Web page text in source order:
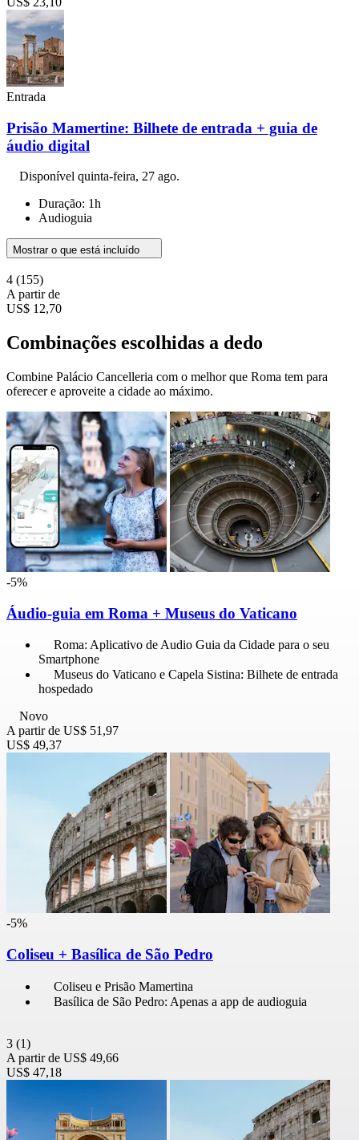
Entrada
Prisão Mamertine: Bilhete de entrada + guia de
áudio digital
Disponível quinta-feira, 27 ago.
Duração: 1h
Audioguia
Mostrar o que está incluído
4 (155)
A partir de
US$ 12,70
Combinações escolhidas a dedo
Combine Palácio Cancelleria com o melhor que Roma tem para
oferecer e aproveite a cidade ao máximo.
-5%
Áudio-guia em Roma + Museus do Vaticano
Roma: Aplicativo de Audio Guia da Cidade para o seu
Smartphone
Museus do Vaticano e Capela Sistina: Bilhete de entrada
hospedado
Novo
A partir de US$ 51,97
US$ 49,37
-5%
Coliseu + Basílica de São Pedro
Coliseu e Prisão Mamertina
Basílica de São Pedro: Apenas a app de audioguia
3 (1)
A partir de US$ 49,66
US$ 47,18